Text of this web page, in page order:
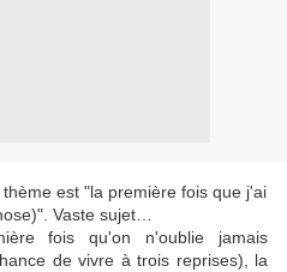
est "la première fois que j'ai
Vaste sujet…
fois qu'on n'oublie jamais
de vivre à trois reprises), la